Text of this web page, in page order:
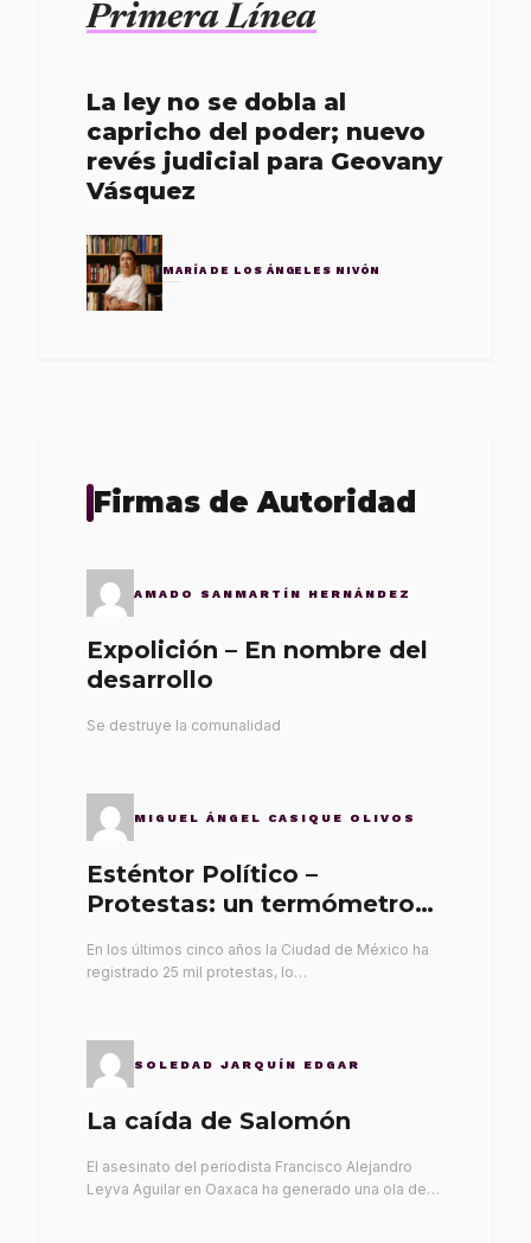
Primera Línea
La ley no se dobla al
capricho del poder; nuevo
revés judicial para Geovany
Vásquez
MARÍA DE LOS ÁNGELES NIVÓN
Firmas de Autoridad
AMADO SANMARTÍN HERNÁNDEZ
Expolición – En nombre del
desarrollo
Se destruye la comunalidad
MIGUEL ÁNGEL CASIQUE OLIVOS
Esténtor Político –
Protestas: un termómetro
En los últimos cinco años la Ciudad de México ha
registrado 25 mil protestas, lo…
SOLEDAD JARQUÍN EDGAR
La caída de Salomón
El asesinato del periodista Francisco Alejandro
Leyva Aguilar en Oaxaca ha generado una ola de…